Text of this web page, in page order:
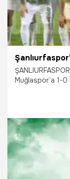
Muğlaspor’a 1-0
Eyyüpoğlu
2.05.2026